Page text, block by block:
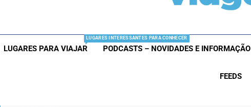
LUGARES PARA VIAJAR
LUGARES INTERESSANTES PARA CONHECER
PODCASTS – NOVIDADES E INFORMAÇÃO
FEEDS